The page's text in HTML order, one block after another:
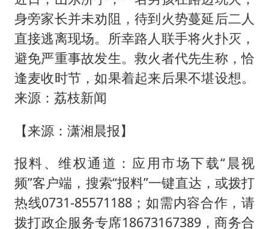
儿子陪躺平老爹体验外卖员火了
浙江台州《告全体市民书》
香港宏福苑火灾或由烟头引起
西贝创始人贾国龙押注鲜羊赛道
多个明星演唱会取消
36岁男演员成景区NPC后人气爆棚
人民的健康、体质、幸福一脉相承
身旁家长并未劝阻，待到火势蔓延后二人
直接逃离现场。所幸路人联手将火扑灭，
避免严重事故发生。救火者代先生称，恰
逢麦收时节，如果着起来后果不堪设想。
来源：荔枝新闻
【来源：潇湘晨报】
报料、维权通道：应用市场下载“晨视
频”客户端，搜索“报料”一键直达，或拨打
热线0731-85571188；如需内容合作，请
拨打政企服务专席18673167389，商务合